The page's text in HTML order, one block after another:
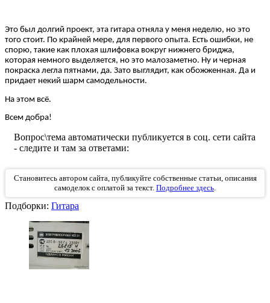
Это был долгий проект, эта гитара отняла у меня неделю, но это
того стоит. По крайней мере, для первого опыта. Есть ошибки, не
спорю, такие как плохая шлифовка вокруг нижнего бриджа,
которая немного выделяется, но это малозаметно. Ну и черная
покраска легла пятнами, да. Зато выглядит, как обожженная. Да и
придает некий шарм самодельности.
На этом всё.
Всем добра!
Вопрос\тема автоматически публикуется в соц. сети сайта
- следите и там за ответами:
Становитесь автором сайта, публикуйте собственные статьи, описания
самоделок с оплатой за текст. Подробнее здесь
Подборки: Гитара